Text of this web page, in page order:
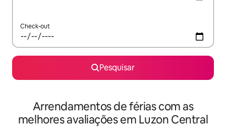
Check-out
Pesquisar
Arrendamentos de férias com as
melhores avaliações em Luzon Central